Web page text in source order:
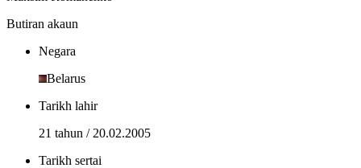
Butiran akaun
Negara
Belarus
Tarikh lahir
21 tahun / 20.02.2005
Tarikh sertai